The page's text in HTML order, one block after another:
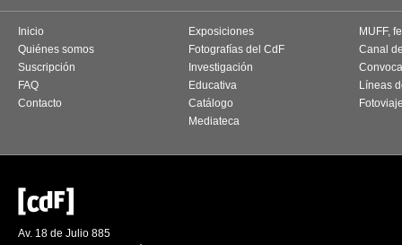
Inicio
Quiénes somos
Suscripción
FAQ
Contacto
Exposiciones
Fotografías del CdF
Investigación
Educativa
Catálogo
Mediateca
MUFF,
Canal
Líneas
Av. 18 de Julio 885